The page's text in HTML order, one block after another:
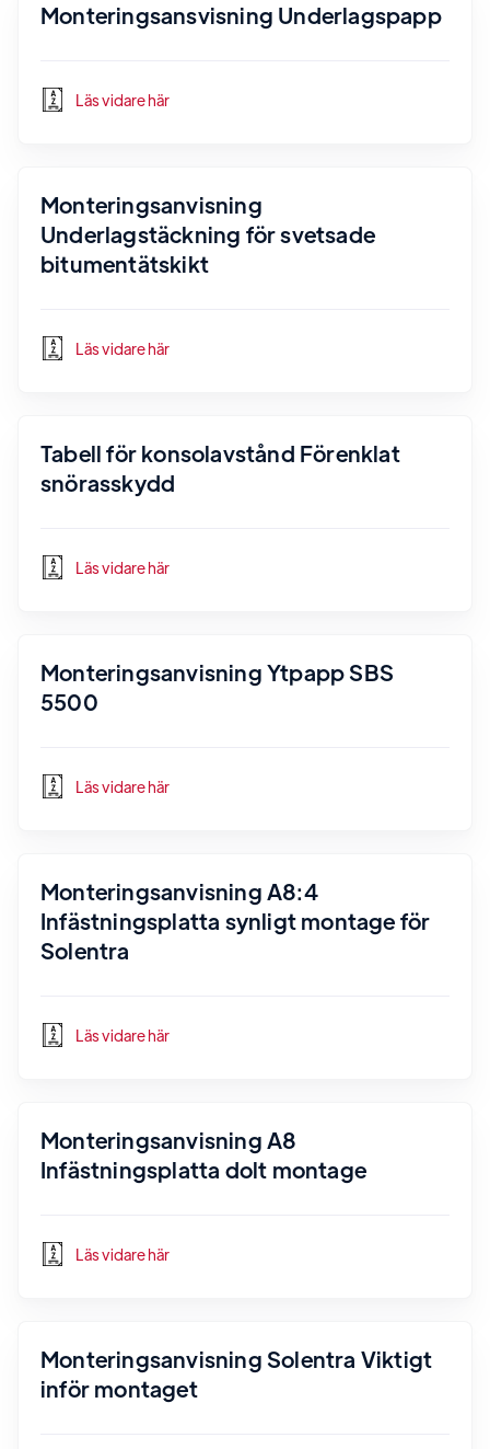
Monteringsansvisning Underlagspapp
Läs vidare här
Monteringsanvisning
Underlagstäckning för svetsade
bitumentätskikt
Läs vidare här
Tabell för konsolavstånd Förenklat
snörasskydd
Läs vidare här
Monteringsanvisning Ytpapp SBS
5500
Läs vidare här
Monteringsanvisning A8:4
Infästningsplatta synligt montage för
Solentra
Läs vidare här
Monteringsanvisning A8
Infästningsplatta dolt montage
Läs vidare här
Monteringsanvisning Solentra Viktigt
inför montaget